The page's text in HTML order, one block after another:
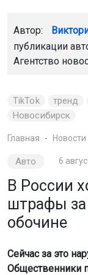
Автор:
публикации
Агентство
TikTok тренд
Новосибирск
Главная Новости
Авто 6
В России
штрафы за
обочине
Сейчас за это
Общественники